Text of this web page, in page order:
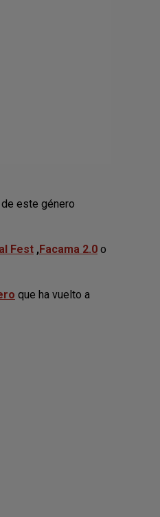
este género
Fest ,Facama 2.0 o
que ha vuelto a